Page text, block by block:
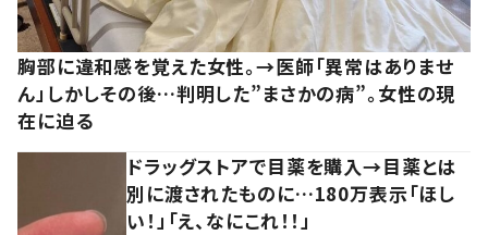
胸部に違和感を覚えた女性。→医師「異常はありませ
ん」しかしその後…判明した”まさかの病”。女性の現
在に迫る
ドラッグストアで目薬を購入→目薬とは
別に渡されたものに…180万表示「ほし
い！」「え、なにこれ！！」